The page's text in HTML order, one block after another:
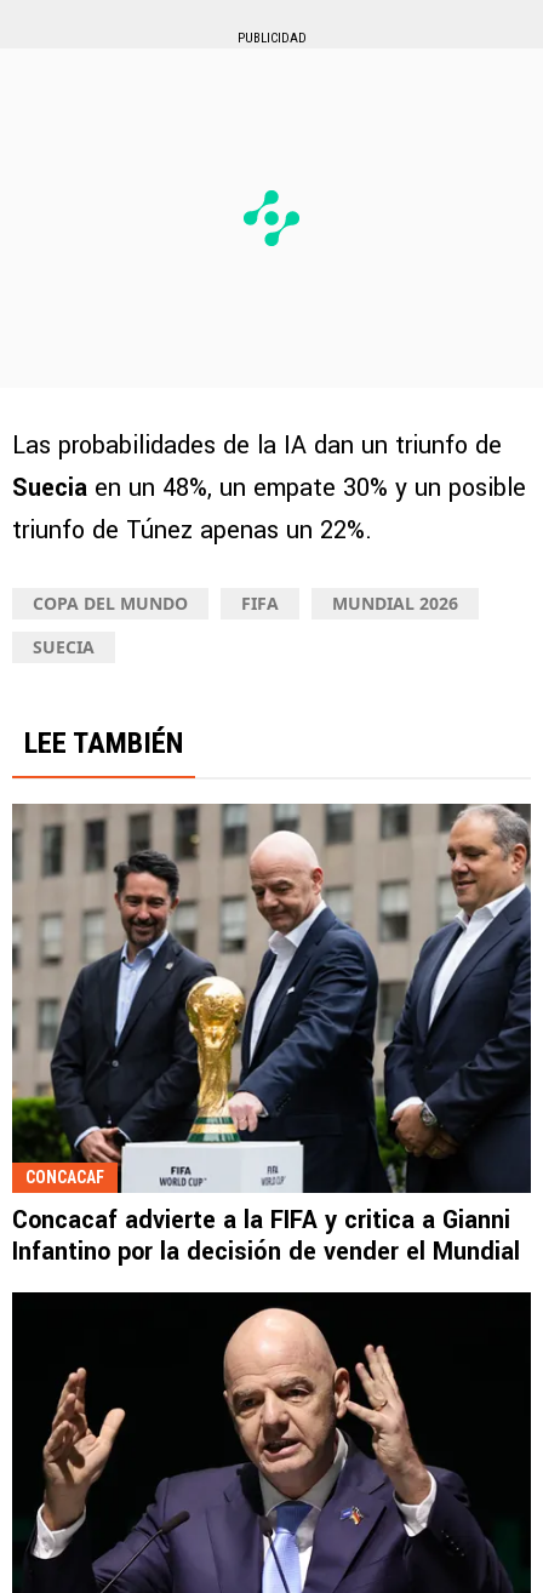
PUBLICIDAD
Las probabilidades de la IA dan un triunfo de
Suecia en un 48%, un empate 30% y un posible
triunfo de Túnez apenas un 22%.
COPA DEL MUNDO FIFA
MUNDIAL 2026
SUECIA
LEE TAMBIÉN
CONCACAF
Concacaf advierte a la FIFA y critica a Gianni
Infantino por la decisión de vender el Mundial